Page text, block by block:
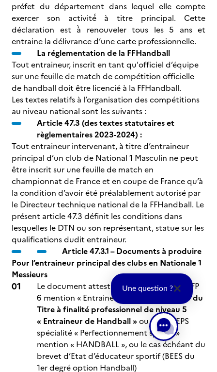
préfet du département dans lequel elle compte
exercer son activité́ à titre principal. Cette
déclaration est à̀ renouveler tous les 5 ans et
entraine la délivrance d’une carte professionnelle.
La réglementation de la FFHandball
Tout entraineur, inscrit en tant qu'officiel d’équipe
sur une feuille de match de compétition officielle
de handball doit être licencié à la FFHandball.
Les textes relatifs à l’organisation des compétitions
au niveau national sont les suivants :
Article 47.3 (des textes statutaires et
règlementaires 2023-2024) :
Tout entraineur intervenant, à titre d’entraineur
principal d’un club de National 1 Masculin ne peut
être inscrit sur une feuille de match en
championnat de France et en coupe de France qu’à
la condition d’avoir été préalablement autorisé par
le Directeur technique national de la FFHandball. Le
présent article 47.3 définit les conditions dans
lesquelles le DTN ou son représentant, statue sur les
qualifications dudit entraineur.
Article 47.3.1 – Documents à produire
Pour l’entraineur principal des clubs en Nationale 1
Messieurs
Le document attestant la délivrance du TFP
6 mention « Entraineur professionnel »
ou du
Titre à finalité professionnel de niveau 5
« Entraineur de Handball »ou du DEJEPS
spécialité « Perfectionnement sportif »
mention « HANDBALL », ou le cas échéant du
brevet d’Etat d’éducateur sportif (BEES du
1er degré option Handball)
Une question ?